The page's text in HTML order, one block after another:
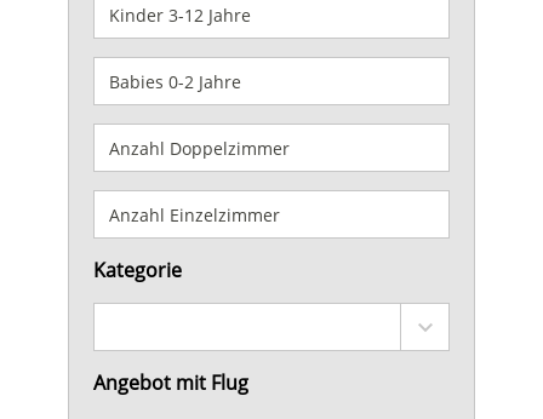
Kategorie
Angebot mit Flug